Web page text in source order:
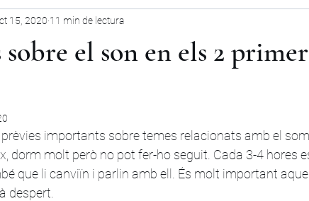
el son en els 2
15, 2020 11 min de lectura
importants sobre temes relacionats amb el
dorm molt però no pot fer-ho seguit. Cada 3-4 hores
que li canviïn i parlin amb ell. És molt important
despert.